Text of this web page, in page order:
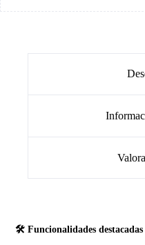
🛠️ Funcionalidades destacadas